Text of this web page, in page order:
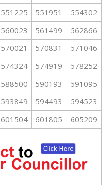
551225 551951
554302
560023 561499
562866
570021 570831
571046
574324 574919
578252
588500 590193
591095
593849 594493
594523
601504 601805 605209